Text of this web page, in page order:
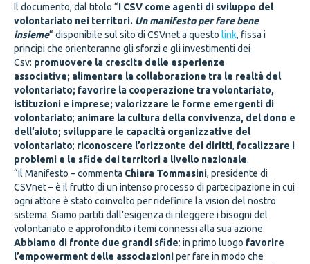
Il documento, dal titolo “I CSV come agenti di sviluppo del
volontariato nei territori. Un manifesto per fare bene
insieme“ disponibile sul sito di CSVnet a questo link, fissa i
principi che orienteranno gli sforzi e gli investimenti dei
Csv: promuovere la crescita delle esperienze
associative; alimentare la collaborazione tra le realtà del
volontariato; favorire la cooperazione tra volontariato,
istituzioni e imprese;valorizzare le forme emergenti di
volontariato; animare la cultura della convivenza, del dono e
dell’aiuto; sviluppare le capacità organizzative del
volontariato; riconoscere l’orizzonte dei diritti, focalizzare i
problemi e le sfide dei territori a livello nazionale.
“Il Manifesto – commenta Chiara Tommasini, presidente di
CSVnet – è il frutto di un intenso processo di partecipazione in cui
ogni attore è stato coinvolto per ridefinire la vision del nostro
sistema. Siamo partiti dall’esigenza di rileggere i bisogni del
volontariato e approfondito i temi connessi alla sua azione.
Abbiamo di fronte due grandi sfide: in primo luogo favorire
l’empowerment delle associazioniper fare in modo che